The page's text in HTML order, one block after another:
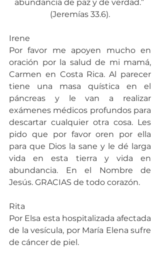
abundancia de paz y de verdad.”
(Jeremías 33.6).
Irene
Por favor me apoyen mucho en
oración por la salud de mi mamá,
Carmen en Costa Rica. Al parecer
tiene una masa quística en el
páncreas y le van a realizar
exámenes médicos profundos para
descartar cualquier otra cosa. Les
pido que por favor oren por ella
para que Dios la sane y le dé larga
vida en esta tierra y vida en
abundancia. En el Nombre de
Jesús. GRACIAS de todo corazón.
Rita
Por Elsa esta hospitalizada afectada
de la vesícula, por María Elena sufre
de cáncer de piel.